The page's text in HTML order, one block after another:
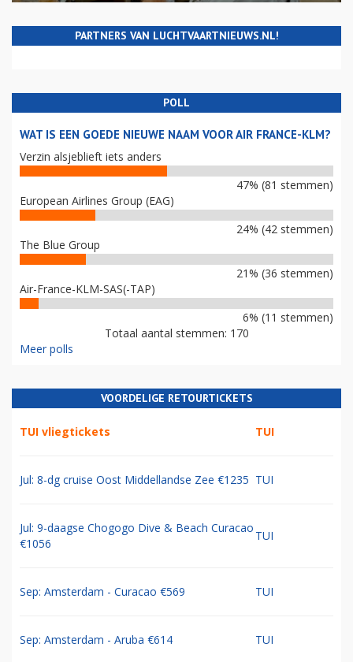
PARTNERS VAN LUCHTVAARTNIEUWS.NL!
POLL
WAT IS EEN GOEDE NIEUWE NAAM VOOR AIR FRANCE-KLM?
Verzin alsjeblieft iets anders
47% (81 stemmen)
European Airlines Group (EAG)
24% (42 stemmen)
The Blue Group
21% (36 stemmen)
Air-France-KLM-SAS(-TAP)
6% (11 stemmen)
Totaal aantal stemmen: 170
Meer polls
VOORDELIGE RETOURTICKETS
TUI vliegtickets TUI
Jul: 8-dg cruise Oost Middellandse Zee €1235 TUI
Jul: 9-daagse Chogogo Dive & Beach Curacao
€1056
TUI
Sep: Amsterdam - Curacao €569 TUI
Sep: Amsterdam - Aruba €614 TUI